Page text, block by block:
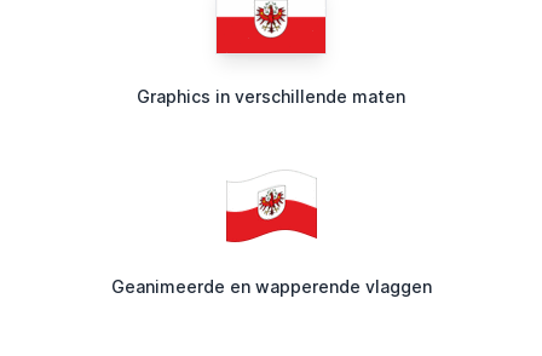
Graphics in verschillende maten
Geanimeerde en wapperende vlaggen